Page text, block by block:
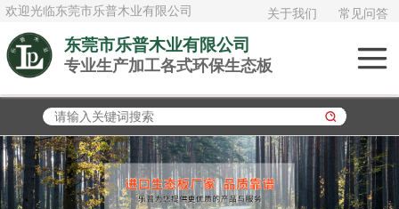
欢迎光临东莞市乐普木业有限公司 常见问答
关于我们
东莞市乐普木业有限公司
专业生产加工各式环保生态板
俄罗斯进口白桦
木
加拿大进口大白
松
泰国AAA橡胶木